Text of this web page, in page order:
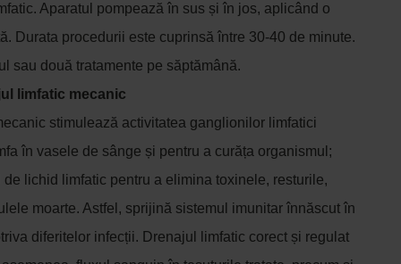
Aparatul pompează în sus și în jos, aplicând o
Durata procedurii este cuprinsă între 30-40 de minute.
sau două tratamente pe săptămână.
limfatic mecanic
stimulează activitatea ganglionilor limfatici
în vasele de sânge și pentru a curăța organismul;
lichid limfatic pentru a elimina toxinele, resturile,
moarte. Astfel, sprijină sistemul imunitar înnăscut în
diferitelor infecții. Drenajul limfatic corect și regulat